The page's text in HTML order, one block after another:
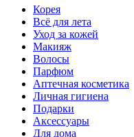
Корея
Всё для лета
Уход за кожей
Макияж
Волосы
Парфюм
Аптечная косметика
Личная гигиена
Подарки
Аксессуары
Для дома